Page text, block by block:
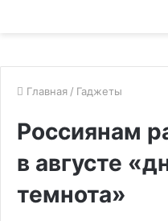
Главная / Гаджеты
Россиянам
в августе
темнота»